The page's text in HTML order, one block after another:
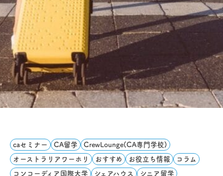
caセミナー CA留学 CrewLounge(CA専門学校)
オーストラリアワーホリ おすすめ お役立ち情報 コラム
コンコーディア国際大学 シェアハウス シニア留学